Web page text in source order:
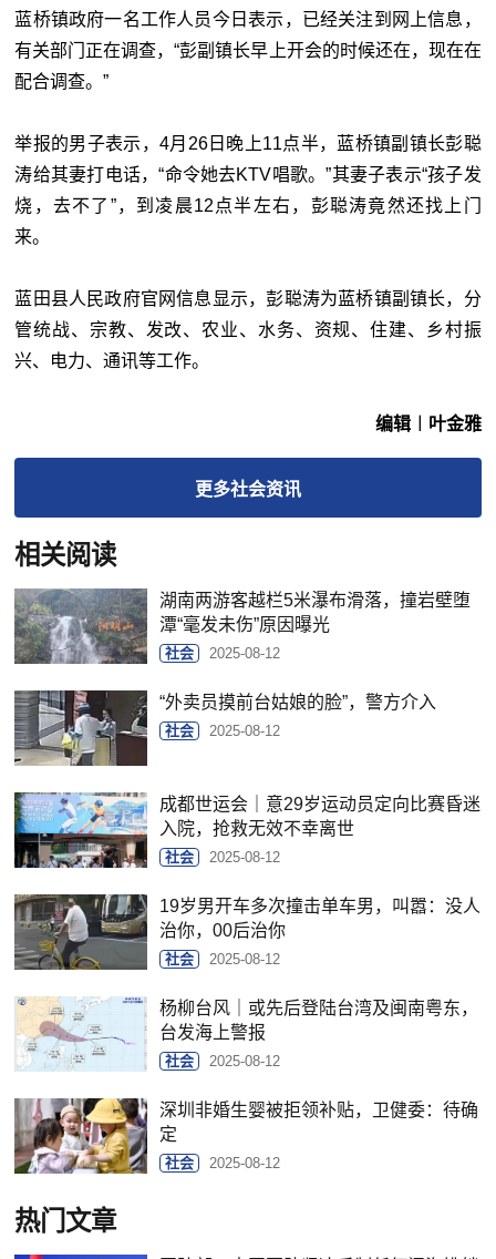
蓝桥镇政府一名工作人员今日表示，已经关注到网上信息，
有关部门正在调查，“彭副镇长早上开会的时候还在，现在在
配合调查。”
举报的男子表示，4月26日晚上11点半，蓝桥镇副镇长彭聪
涛给其妻打电话，“命令她去KTV唱歌。”其妻子表示“孩子发
烧，去不了”，到凌晨12点半左右，彭聪涛竟然还找上门
来。
蓝田县人民政府官网信息显示，彭聪涛为蓝桥镇副镇长，分
管统战、宗教、发改、农业、水务、资规、住建、乡村振
兴、电力、通讯等工作。
编辑︱叶金雅
更多社会资讯
相关阅读
湖南两游客越栏5米瀑布滑落，撞岩壁堕
潭“毫发未伤”原因曝光
社会 2025-08-12
“外卖员摸前台姑娘的脸”，警方介入
社会 2025-08-12
成都世运会｜意29岁运动员定向比赛昏迷
入院，抢救无效不幸离世
社会 2025-08-12
19岁男开车多次撞击单车男，叫嚣：没人
治你，00后治你
社会 2025-08-12
杨柳台风｜或先后登陆台湾及闽南粤东，
台发海上警报
社会 2025-08-12
深圳非婚生婴被拒领补贴，卫健委：待确
定
社会 2025-08-12
热门文章